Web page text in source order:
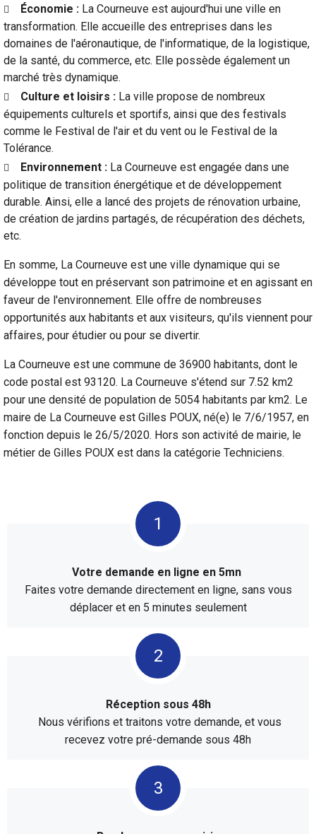
Économie : La Courneuve est aujourd'hui une ville en
transformation. Elle accueille des entreprises dans les
domaines de l'aéronautique, de l'informatique, de la logistique,
de la santé, du commerce, etc. Elle possède également un
marché très dynamique.
Culture et loisirs : La ville propose de nombreux
équipements culturels et sportifs, ainsi que des festivals
comme le Festival de l'air et du vent ou le Festival de la
Tolérance.
Environnement : La Courneuve est engagée dans une
politique de transition énergétique et de développement
durable. Ainsi, elle a lancé des projets de rénovation urbaine,
de création de jardins partagés, de récupération des déchets,
etc.
En somme, La Courneuve est une ville dynamique qui se
développe tout en préservant son patrimoine et en agissant en
faveur de l'environnement. Elle offre de nombreuses
opportunités aux habitants et aux visiteurs, qu'ils viennent pour
affaires, pour étudier ou pour se divertir.
La Courneuve est une commune de 36900 habitants, dont le
code postal est 93120. La Courneuve s'étend sur 7.52 km2
pour une densité de population de 5054 habitants par km2. Le
maire de La Courneuve est Gilles POUX, né(e) le 7/6/1957, en
fonction depuis le 26/5/2020. Hors son activité de mairie, le
métier de Gilles POUX est dans la catégorie Techniciens.
Votre demande en ligne en 5mn
Faites votre demande directement en ligne, sans vous
déplacer et en 5 minutes seulement
Réception sous 48h
Nous vérifions et traitons votre demande, et vous
recevez votre pré-demande sous 48h